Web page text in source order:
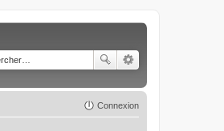
Connexion